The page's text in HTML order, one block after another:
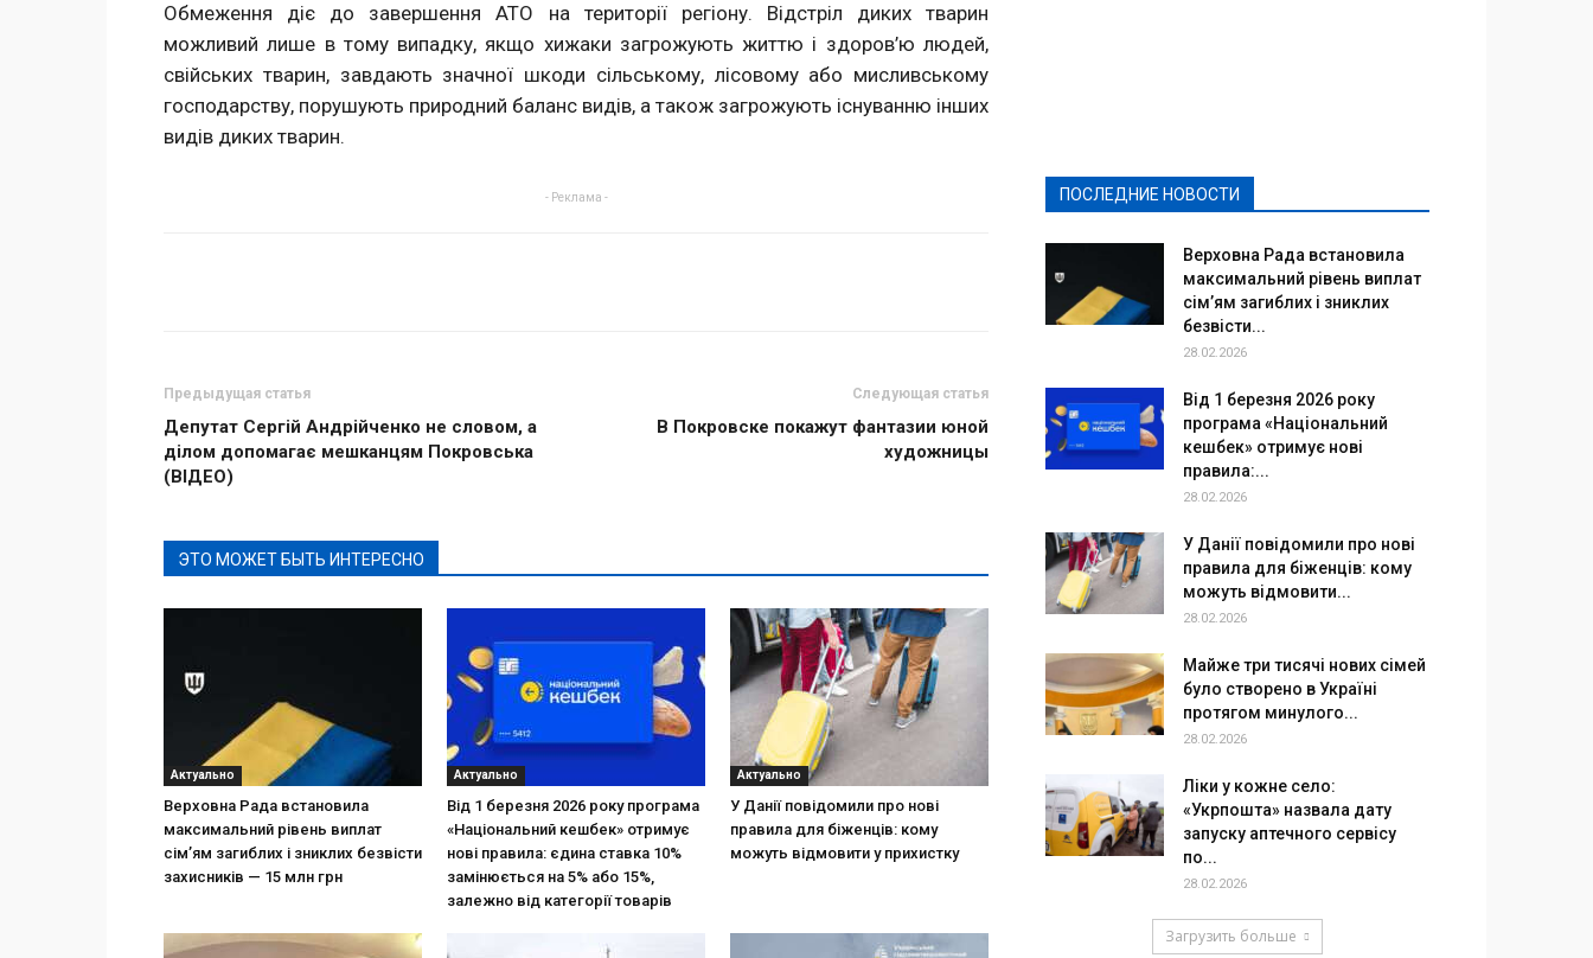
Обмеження діє до завершення АТО на території регіону. Відстріл диких тварин
можливий лише в тому випадку, якщо хижаки загрожують життю і здоров’ю людей,
свійських тварин, завдають значної шкоди сільському, лісовому або мисливському
господарству, порушують природний баланс видів, а також загрожують існуванню інших
видів диких тварин.
- Реклама -
Предыдущая статья
Депутат Сергій Андрійченко не словом, а
ділом допомагає мешканцям Покровська
(ВІДЕО)
Следующая статья
В Покровске покажут фантазии юной
художницы
ЭТО МОЖЕТ БЫТЬ ИНТЕРЕСНО
Актуально
Верховна Рада встановила
максимальний рівень виплат
сім’ям загиблих і зниклих безвісти
захисників — 15 млн грн
Актуально
Від 1 березня 2026 року програма
«Національний кешбек» отримує
нові правила: єдина ставка 10%
замінюється на 5% або 15%,
залежно від категорії товарів
Актуально
У Данії повідомили про нові
правила для біженців: кому
можуть відмовити у прихистку
ПОСЛЕДНИЕ НОВОСТИ
Верховна Рада встановила
максимальний рівень виплат
сім’ям загиблих і зниклих
безвісти...
28.02.2026
Від 1 березня 2026 року
програма «Національний
кешбек» отримує нові
правила:...
28.02.2026
У Данії повідомили про нові
правила для біженців: кому
можуть відмовити...
28.02.2026
Майже три тисячі нових сімей
було створено в Україні
протягом минулого...
28.02.2026
Ліки у кожне село:
«Укрпошта» назвала дату
запуску аптечного сервісу
по...
28.02.2026
Загрузить больше